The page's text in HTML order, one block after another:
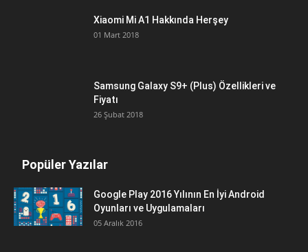
Xiaomi Mi A1 Hakkında Herşey
01 Mart 2018
Samsung Galaxy S9+ (Plus) Özellikleri ve
Fiyatı
26 Şubat 2018
Popüler Yazılar
Google Play 2016 Yılının En İyi Android
Oyunları ve Uygulamaları
05 Aralık 2016